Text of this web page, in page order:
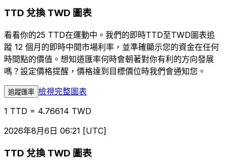
TTD 兌換 TWD 圖表
看看你的25 TTD在運動中。我們的即時TTD至TWD圖表追
蹤 12 個月的即時中間市場利率，並準確顯示您的資金在任何
時間點的價值。想知道匯率何時會朝著對你有利的方向發展
嗎？設定價格提醒，價格達到目標價位時我們會通知您。
追蹤匯率 檢視完整圖表
1 TTD = 4.76614 TWD
2026年8月6日 06:21 [UTC]
TTD 兌換 TWD 圖表